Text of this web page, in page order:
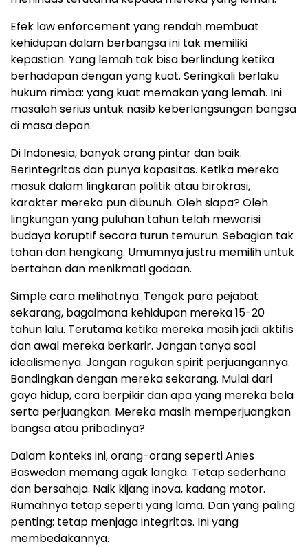
Efek law enforcement yang rendah membuat
kehidupan dalam berbangsa ini tak memiliki
kepastian. Yang lemah tak bisa berlindung ketika
berhadapan dengan yang kuat. Seringkali berlaku
hukum rimba: yang kuat memakan yang lemah. Ini
masalah serius untuk nasib keberlangsungan bangsa
di masa depan.
Di Indonesia, banyak orang pintar dan baik.
Berintegritas dan punya kapasitas. Ketika mereka
masuk dalam lingkaran politik atau birokrasi,
karakter mereka pun dibunuh. Oleh siapa? Oleh
lingkungan yang puluhan tahun telah mewarisi
budaya koruptif secara turun temurun. Sebagian tak
tahan dan hengkang. Umumnya justru memilih untuk
bertahan dan menikmati godaan.
Simple cara melihatnya. Tengok para pejabat
sekarang, bagaimana kehidupan mereka 15-20
tahun lalu. Terutama ketika mereka masih jadi aktifis
dan awal mereka berkarir. Jangan tanya soal
idealismenya. Jangan ragukan spirit perjuangannya.
Bandingkan dengan mereka sekarang. Mulai dari
gaya hidup, cara berpikir dan apa yang mereka bela
serta perjuangkan. Mereka masih memperjuangkan
bangsa atau pribadinya?
Dalam konteks ini, orang-orang seperti Anies
Baswedan memang agak langka. Tetap sederhana
dan bersahaja. Naik kijang inova, kadang motor.
Rumahnya tetap seperti yang lama. Dan yang paling
penting: tetap menjaga integritas. Ini yang
membedakannya.